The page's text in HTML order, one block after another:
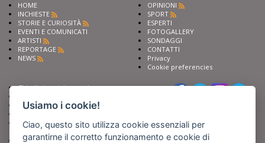
HOME
INCHIESTE
STORIE E CURIOSITÀ
EVENTI E COMUNICATI
ARTISTI
REPORTAGE
NEWS
OPINIONI
SPORT
ESPERTI
FOTOGALLERY
SONDAGGI
CONTATTI
Privacy
Cookie preferencies
Chiedi ai nostri esperti
Fai pubblicità con noi
Iscriviti al nostro corso di
giornalismo
Compra i nostri libri
Usiamo i cookie!
Ciao, questo sito utilizza cookie essenziali per
garantirne il corretto funzionamento e cookie di